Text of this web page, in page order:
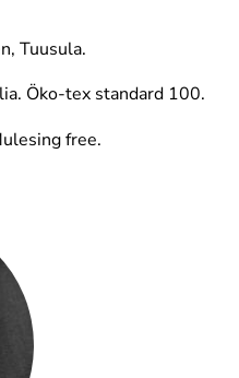
Tuusula.
Öko-tex standard 100.
free.